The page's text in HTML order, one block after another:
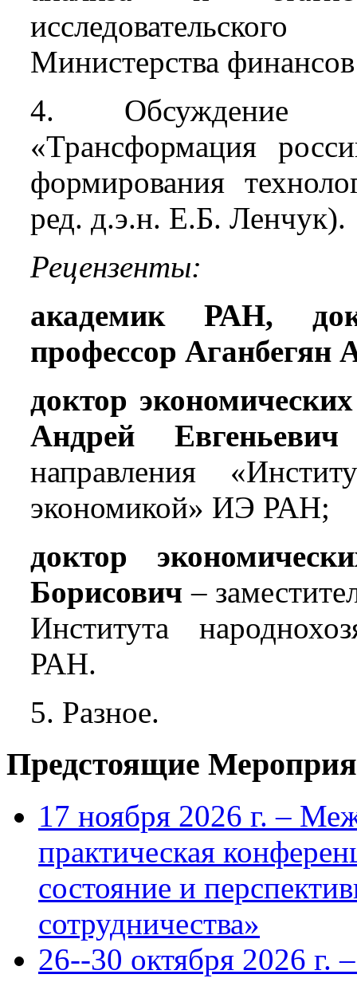
Министерства
4. Обсуждение
«Трансформация
формирования
ред. д.э.н. Е.Б. Ленчук).
Рецензенты:
академик РАН,
профессор Аганбегян
доктор
Андрей Евгеньевич
направления
экономикой» ИЭ РАН;
доктор
Борисович –
Института
РАН.
5. Разное.
Предстоящие
17 ноября 2026 г. –
практическая
состояние и
сотрудничества»
26--30 октября 2026 г.